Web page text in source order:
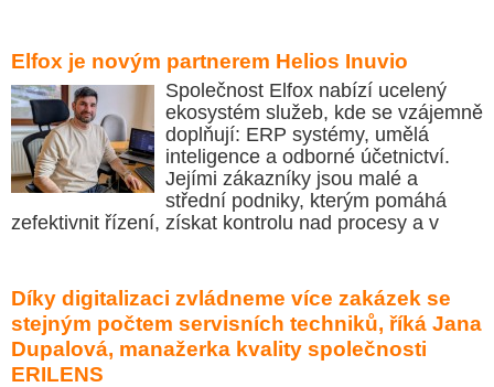
Elfox je novým partnerem Helios Inuvio
Společnost Elfox nabízí ucelený
ekosystém služeb, kde se vzájemně
doplňují: ERP systémy, umělá
inteligence a odborné účetnictví.
Jejími zákazníky jsou malé a
střední podniky, kterým pomáhá
zefektivnit řízení, získat kontrolu nad procesy a v
Díky digitalizaci zvládneme více zakázek se
stejným počtem servisních techniků, říká Jana
Dupalová, manažerka kvality společnosti
ERILENS